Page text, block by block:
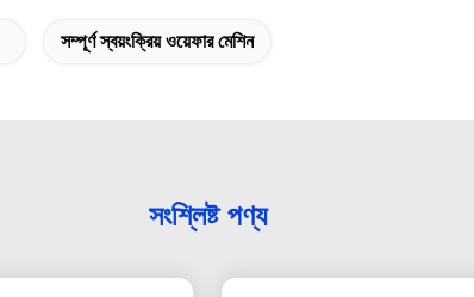
সম্পূর্ণ স্বয়ংক্রিয় ওয়েফার মেশিন
সংশ্লিষ্ট পণ্য